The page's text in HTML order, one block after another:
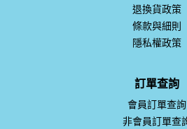
退換貨政策
條款與細則
隱私權政策
訂單查詢
會員訂單查詢
非會員訂單查